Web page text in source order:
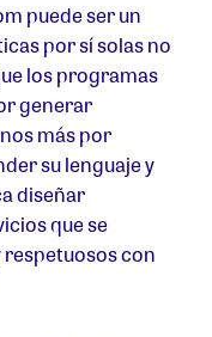
puede ser un
por sí solas no
los programas
generar
más por
su lenguaje y
diseñar
que se
con